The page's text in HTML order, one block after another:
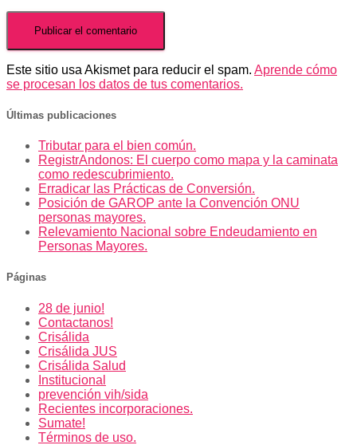
Este sitio usa Akismet para reducir el spam. Aprende cómo
se procesan los datos de tus comentarios.
Últimas publicaciones
Tributar para el bien común.
RegistrAndonos: El cuerpo como mapa y la caminata
como redescubrimiento.
Erradicar las Prácticas de Conversión.
Posición de GAROP ante la Convención ONU
personas mayores.
Relevamiento Nacional sobre Endeudamiento en
Personas Mayores.
Páginas
28 de junio!
Contactanos!
Crisálida
Crisálida JUS
Crisálida Salud
Institucional
prevención vih/sida
Recientes incorporaciones.
Sumate!
Términos de uso.